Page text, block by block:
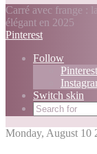
Carré avec frange :
élégant en 2025
Pinterest
Follow
Pinterest
Switch skin
Monday, August 10